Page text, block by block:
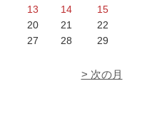
13 14
15
20 21
22
27 28
29
> 次の月